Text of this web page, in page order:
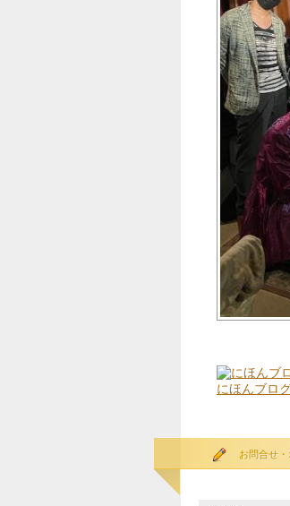
にほんブロ
お問合せ